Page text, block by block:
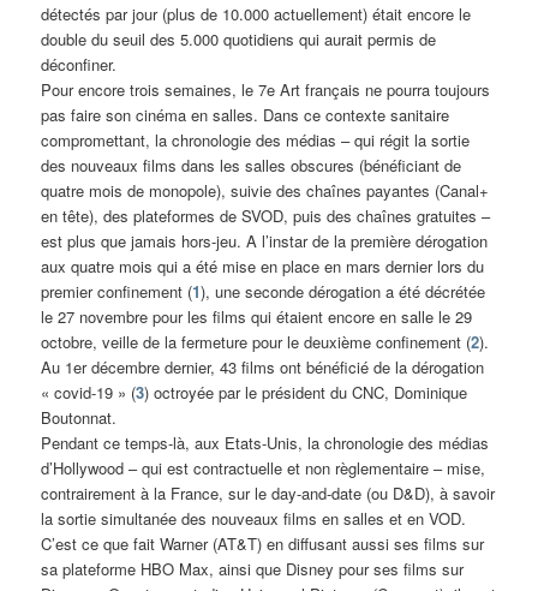
détectés par jour (plus de 10.000 actuellement) était encore le
double du seuil des 5.000 quotidiens qui aurait permis de
déconfiner.
Pour encore trois semaines, le 7e Art français ne pourra toujours
pas faire son cinéma en salles. Dans ce contexte sanitaire
compromettant, la chronologie des médias – qui régit la sortie
des nouveaux films dans les salles obscures (bénéficiant de
quatre mois de monopole), suivie des chaînes payantes (Canal+
en tête), des plateformes de SVOD, puis des chaînes gratuites –
est plus que jamais hors-jeu. A l’instar de la première dérogation
aux quatre mois qui a été mise en place en mars dernier lors du
premier confinement (1), une seconde dérogation a été décrétée
le 27 novembre pour les films qui étaient encore en salle le 29
octobre, veille de la fermeture pour le deuxième confinement (2).
Au 1er décembre dernier, 43 films ont bénéficié de la dérogation
« covid-19 » (3) octroyée par le président du CNC, Dominique
Boutonnat.
Pendant ce temps-là, aux Etats-Unis, la chronologie des médias
d’Hollywood – qui est contractuelle et non règlementaire – mise,
contrairement à la France, sur le day-and-date (ou D&D), à savoir
la sortie simultanée des nouveaux films en salles et en VOD.
C’est ce que fait Warner (AT&T) en diffusant aussi ses films sur
sa plateforme HBO Max, ainsi que Disney pour ses films sur